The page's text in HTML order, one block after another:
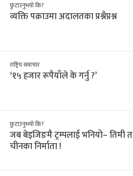
छुटाउनुभयो कि?
व्यक्ति पक्राउमा अदालतका प्रश्नैप्रश्न
राष्ट्रिय समाचार
‘१५ हजार रूपैयाँले के गर्नु ?’
छुटाउनुभयो कि?
जब बेइजिङमै ट्रम्पलाई भनियो– तिमी त
चीनका निर्माता !